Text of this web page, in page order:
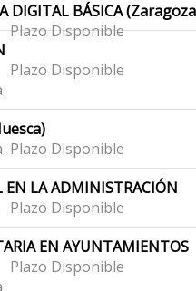
DIGITAL BÁSICA
Plazo Disponible
Plazo Disponible
Plazo Disponible
EN LA ADMINISTRACIÓN
Plazo Disponible
EN AYUNTAMIENTOS
Plazo Disponible